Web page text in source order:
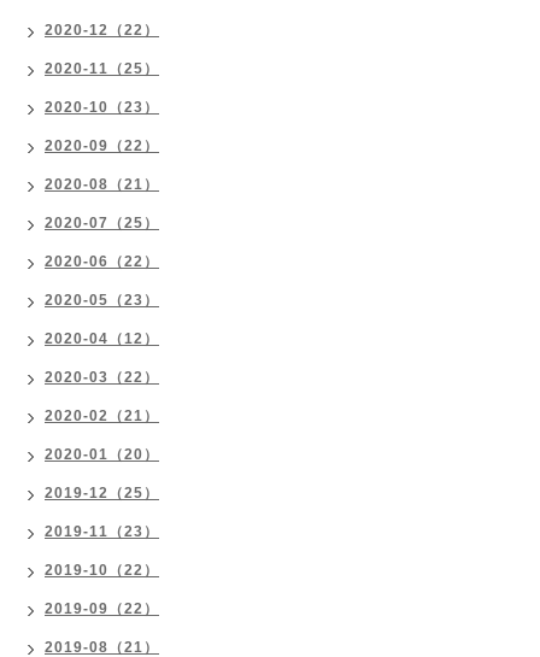
2020-12（22）
2020-11（25）
2020-10（23）
2020-09（22）
2020-08（21）
2020-07（25）
2020-06（22）
2020-05（23）
2020-04（12）
2020-03（22）
2020-02（21）
2020-01（20）
2019-12（25）
2019-11（23）
2019-10（22）
2019-09（22）
2019-08（21）